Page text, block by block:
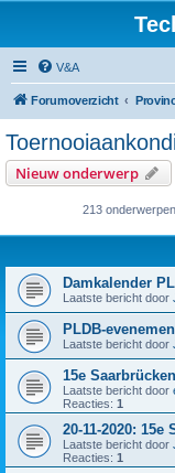
V&A
Forumoverzicht
Nieuw onderwerp
213 onderwerpen
Damkalender
Laatste bericht door
PLDB-
Laatste bericht door
15e
Laatste bericht door
Reacties: 1
20-11-2020: 15e
Laatste bericht door
Reacties: 1